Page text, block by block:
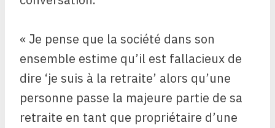
« Je pense que la société dans son
ensemble estime qu’il est fallacieux de
dire ‘je suis à la retraite’ alors qu’une
personne passe la majeure partie de sa
retraite en tant que propriétaire d’une